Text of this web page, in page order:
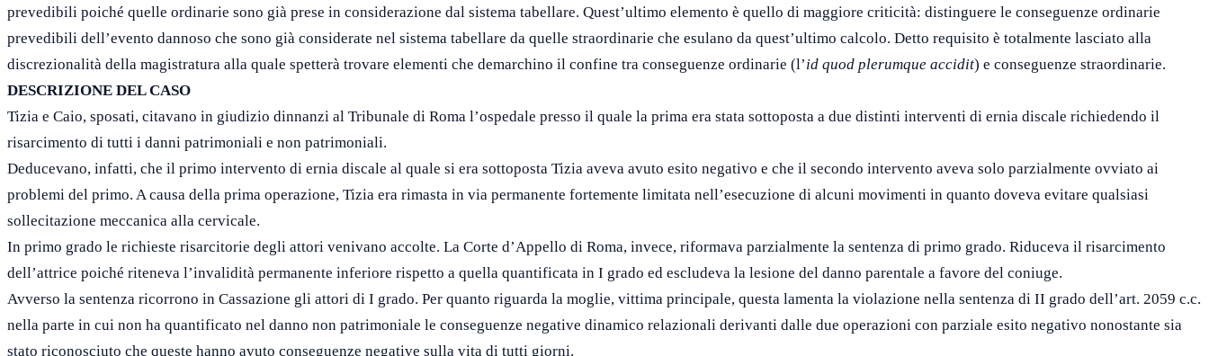
prevedibili poiché quelle ordinarie sono già prese in considerazione dal sistema tabellare. Quest’ultimo elemento è quello di maggiore criticità: distinguere le conseguenze ordinarie
prevedibili dell’evento dannoso che sono già considerate nel sistema tabellare da quelle straordinarie che esulano da quest’ultimo calcolo. Detto requisito è totalmente lasciato alla
discrezionalità della magistratura alla quale spetterà trovare elementi che demarchino il confine tra conseguenze ordinarie (l’id quod plerumque accidit) e conseguenze straordinarie.
DESCRIZIONE DEL CASO
Tizia e Caio, sposati, citavano in giudizio dinnanzi al Tribunale di Roma l’ospedale presso il quale la prima era stata sottoposta a due distinti interventi di ernia discale richiedendo il
risarcimento di tutti i danni patrimoniali e non patrimoniali.
Deducevano, infatti, che il primo intervento di ernia discale al quale si era sottoposta Tizia aveva avuto esito negativo e che il secondo intervento aveva solo parzialmente ovviato ai
problemi del primo. A causa della prima operazione, Tizia era rimasta in via permanente fortemente limitata nell’esecuzione di alcuni movimenti in quanto doveva evitare qualsiasi
sollecitazione meccanica alla cervicale.
In primo grado le richieste risarcitorie degli attori venivano accolte. La Corte d’Appello di Roma, invece, riformava parzialmente la sentenza di primo grado. Riduceva il risarcimento
dell’attrice poiché riteneva l’invalidità permanente inferiore rispetto a quella quantificata in I grado ed escludeva la lesione del danno parentale a favore del coniuge.
Avverso la sentenza ricorrono in Cassazione gli attori di I grado. Per quanto riguarda la moglie, vittima principale, questa lamenta la violazione nella sentenza di II grado dell’art. 2059 c.c.
nella parte in cui non ha quantificato nel danno non patrimoniale le conseguenze negative dinamico relazionali derivanti dalle due operazioni con parziale esito negativo nonostante sia
stato riconosciuto che queste hanno avuto conseguenze negative sulla vita di tutti giorni.